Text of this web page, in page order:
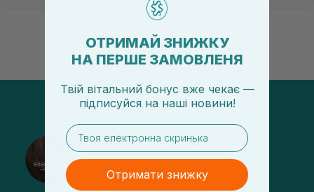
@sisters_stelmakh в Instagram
Підписатися
ОТРИМАЙ ЗНИЖКУ
НА ПЕРШЕ ЗАМОВЛЕНЯ
Твій вітальний бонус вже чекає —
підписуйся на наші новини!
email
Отримати знижку